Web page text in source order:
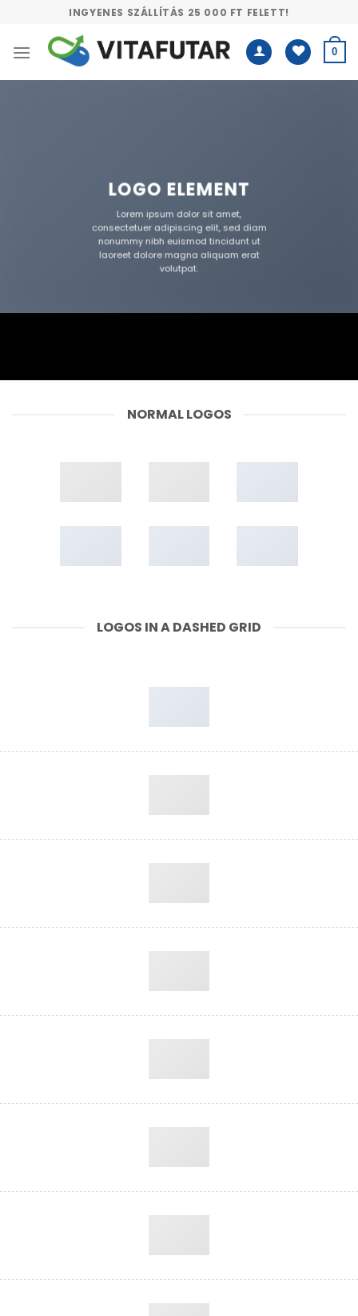
content
INGYENES SZÁLLÍTÁS 25 000 FT FELETT!
0
LOGO ELEMENT
Lorem ipsum dolor sit amet,
consectetuer adipiscing elit, sed diam
nonummy nibh euismod tincidunt ut
laoreet dolore magna aliquam erat
volutpat.
NORMAL LOGOS
LOGOS IN A DASHED GRID